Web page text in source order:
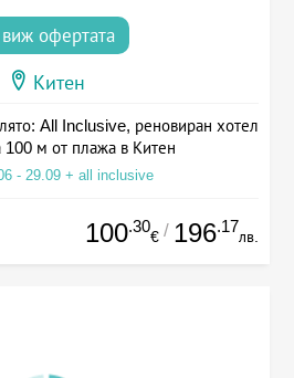
виж офертата
Китен
All Inclusive, реновиран хотел
100 м от плажа в Китен
- 29.09 + all inclusive
100.30
€ / 196.17
лв.